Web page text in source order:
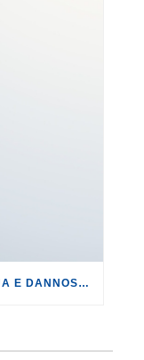
CONDOMINI: UNA RIFORMA INIQUA E DANNOSA, CHE PENALIZZA CHI PAGA A VANTAGGIO DEI MOROSI.